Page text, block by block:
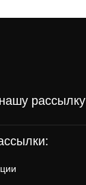
рассылку